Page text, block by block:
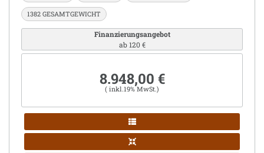
1382 GESAMTGEWICHT
Finanzierungsangebot
ab 120 €
8.948,00 €
( inkl.19% MwSt.)